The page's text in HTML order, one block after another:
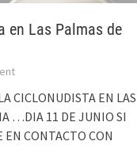
en Las Palmas de
CICLONUDISTA EN LAS
…DIA 11 DE JUNIO SI
CONTACTO CON